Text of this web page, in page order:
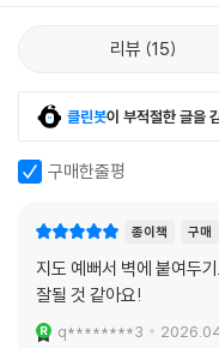
리뷰 15
클린봇이 부적절한 글을
구매한줄평
종이책 구매
지도 예뻐서 벽에 붙여두
잘될 것 같아요!
q********3